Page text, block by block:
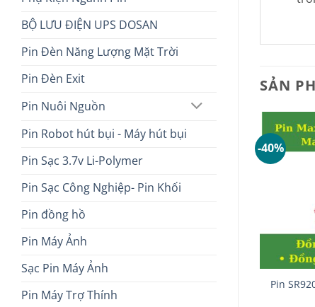
BỘ LƯU ĐIỆN UPS DOSAN
Pin Đèn Năng Lượng Mặt Trời
Pin Đèn Exit
Pin Nuôi Nguồn
Pin Robot hút bụi - Máy hút bụi
Pin Sạc 3.7v Li-Polymer
Pin Sạc Công Nghiệp- Pin Khối
Pin đồng hồ
Pin Máy Ảnh
Sạc Pin Máy Ảnh
Pin Máy Trợ Thính
SẢN
-40%
+
Pin
– Hàng nhập
Trung Maxell SuperR14P (AR)